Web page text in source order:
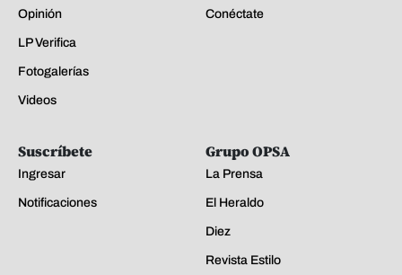
Opinión
LP Verifica
Fotogalerías
Videos
Conéctate
Suscríbete
Ingresar
Notificaciones
Grupo OPSA
La Prensa
El Heraldo
Diez
Revista Estilo